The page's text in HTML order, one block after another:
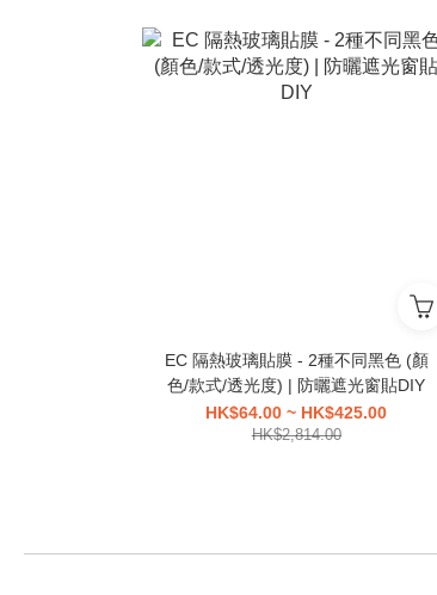
EC 隔熱玻璃貼膜 - 2種不同黑色 (顏
色/款式/透光度) | 防曬遮光窗貼DIY
HK$64.00 ~ HK$425.00
HK$2,814.00